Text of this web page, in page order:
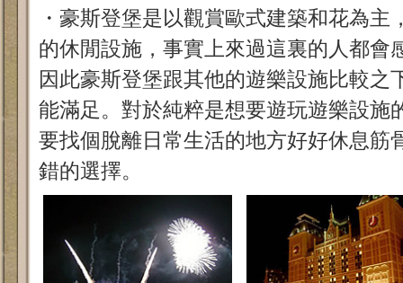
・豪斯登堡是以觀賞歐式建築和花為
的休閒設施，事實上來過這裏的人都會
因此豪斯登堡跟其他的遊樂設施比較之
能滿足。對於純粹是想要遊玩遊樂設施
要找個脫離日常生活的地方好好休息筋
錯的選擇。